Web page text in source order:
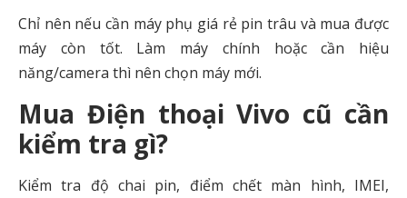
Chỉ nên nếu cần máy phụ giá rẻ pin trâu và mua được
máy còn tốt. Làm máy chính hoặc cần hiệu
năng/camera thì nên chọn máy mới.
Mua Điện thoại Vivo cũ cần
kiểm tra gì?
Kiểm tra độ chai pin, điểm chết màn hình, IMEI,